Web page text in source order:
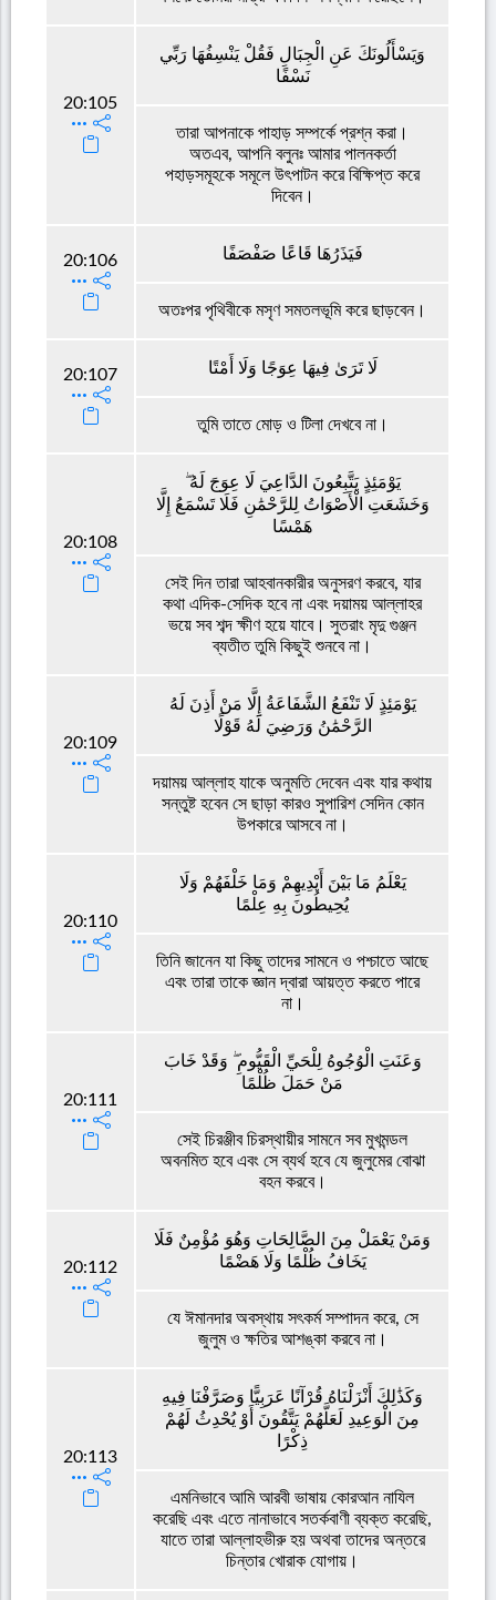
20:105
وَيَسْأَلُونَكَ عَنِ الْجِبَالِ فَقُلْ يَنْسِفُهَا رَبِّي
نَسْفًا
তারা আপনাকে পাহাড় সম্পর্কে প্রশ্ন করা।
অতএব, আপনি বলুনঃ আমার পালনকর্তা
পহাড়সমূহকে সমূলে উৎপাটন করে বিক্ষিপ্ত করে
দিবেন।
20:106 فَيَذَرُهَا قَاعًا صَفْصَفًا
অতঃপর পৃথিবীকে মসৃণ সমতলভূমি করে ছাড়বেন।
20:107 لَا تَرَىٰ فِيهَا عِوَجًا وَلَا أَمْتًا
তুমি তাতে মোড় ও টিলা দেখবে না।
20:108
يَوْمَئِذٍ يَتَّبِعُونَ الدَّاعِيَ لَا عِوَجَ لَهُ ۖ
وَخَشَعَتِ الْأَصْوَاتُ لِلرَّحْمَٰنِ فَلَا تَسْمَعُ إِلَّا
هَمْسًا
সেই দিন তারা আহবানকারীর অনুসরণ করবে, যার
কথা এদিক-সেদিক হবে না এবং দয়াময় আল্লাহর
ভয়ে সব শব্দ ক্ষীণ হয়ে যাবে। সুতরাং মৃদু গুঞ্জন
ব্যতীত তুমি কিছুই শুনবে না।
20:109
يَوْمَئِذٍ لَا تَنْفَعُ الشَّفَاعَةُ إِلَّا مَنْ أَذِنَ لَهُ
الرَّحْمَٰنُ وَرَضِيَ لَهُ قَوْلًا
দয়াময় আল্লাহ যাকে অনুমতি দেবেন এবং যার কথায়
সন্তুষ্ট হবেন সে ছাড়া কারও সুপারিশ সেদিন কোন
উপকারে আসবে না।
20:110
يَعْلَمُ مَا بَيْنَ أَيْدِيهِمْ وَمَا خَلْفَهُمْ وَلَا
يُحِيطُونَ بِهِ عِلْمًا
তিনি জানেন যা কিছু তাদের সামনে ও পশ্চাতে আছে
এবং তারা তাকে জ্ঞান দ্বারা আয়ত্ত করতে পারে
না।
20:111
وَعَنَتِ الْوُجُوهُ لِلْحَيِّ الْقَيُّومِ ۖ وَقَدْ خَابَ
مَنْ حَمَلَ ظُلْمًا
সেই চিরঞ্জীব চিরস্থায়ীর সামনে সব মুখমন্ডল
অবনমিত হবে এবং সে ব্যর্থ হবে যে জুলুমের বোঝা
বহন করবে।
20:112
وَمَنْ يَعْمَلْ مِنَ الصَّالِحَاتِ وَهُوَ مُؤْمِنٌ فَلَا
يَخَافُ ظُلْمًا وَلَا هَضْمًا
যে ঈমানদার অবস্থায় সৎকর্ম সম্পাদন করে, সে
জুলুম ও ক্ষতির আশঙ্কা করবে না।
20:113
وَكَذَٰلِكَ أَنْزَلْنَاهُ قُرْآنًا عَرَبِيًّا وَصَرَّفْنَا فِيهِ
مِنَ الْوَعِيدِ لَعَلَّهُمْ يَتَّقُونَ أَوْ يُحْدِثُ لَهُمْ
ذِكْرًا
এমনিভাবে আমি আরবী ভাষায় কোরআন নাযিল
করেছি এবং এতে নানাভাবে সতর্কবাণী ব্যক্ত করেছি,
যাতে তারা আল্লাহভীরু হয় অথবা তাদের অন্তরে
চিন্তার খোরাক যোগায়।